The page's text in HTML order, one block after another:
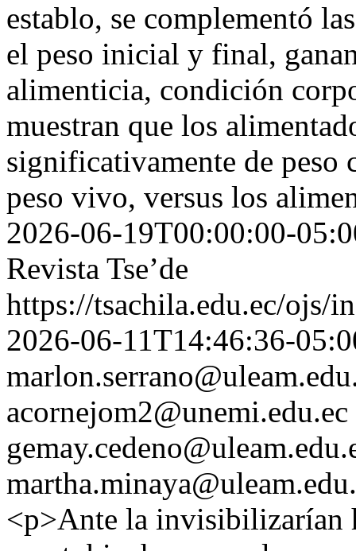
establo, se complementó
el peso inicial y final,
alimenticia, condición
muestran que los
significativamente de peso
peso vivo, versus los
2026-06-19T00:00:00-
Revista Tse’de
https://tsachila.edu.ec/ojs/
2026-06-11T14:46:36-
acornejom2@unemi.edu.ec
<p>Ante la invisibilizarían